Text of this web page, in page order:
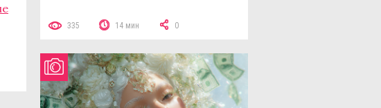
335 14 мин 0